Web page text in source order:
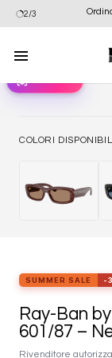
Salta
ai
contenuti
2/3
view_in_ar
COLORI
SUMMER SALE -
Ray-Ban
601/87 –
Rivenditore